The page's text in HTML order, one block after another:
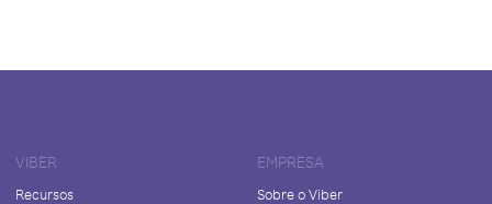
VIBER
Recursos
EMPRESA
Sobre o Viber